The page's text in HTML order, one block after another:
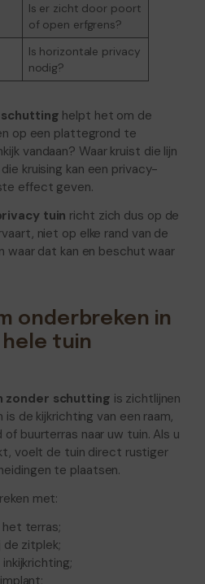
Is er zicht door poort
of open erfgrens?
Is horizontale privacy
nodig?
helpt het om de
op een plattegrond te
vandaan? Waar kruist die lijn
kruising kan een privacy-
effect geven.
tuin richt zich dus op de
niet op elke rand van de
waar dat kan en beschut waar
onderbreken in
hele tuin
zonder schutting is zichtlijnen
is de kijkrichting van een raam,
buurterras naar uw tuin. Als u
voelt de tuin direct rustiger
te plaatsen.
met:
terras;
de zitplek;